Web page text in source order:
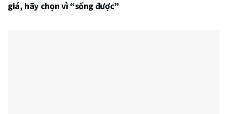
giá, hãy chọn vì “sống được”